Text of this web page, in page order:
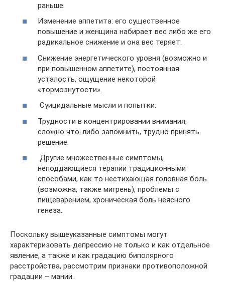
раньше.
Изменение аппетита: его существенное
повышение и женщина набирает вес либо же его
радикальное снижение и она вес теряет.
Снижение энергетического уровня (возможно и
при повышенном аппетите), постоянная
усталость, ощущение некоторой
«тормознутости».
Суицидальные мысли и попытки.
Трудности в концентрировании внимания,
сложно что-либо запомнить, трудно принять
решение.
Другие множественные симптомы,
неподдающиеся терапии традиционными
способами, как то нестихающая головная боль
(возможна, также мигрень), проблемы с
пищеварением, хроническая боль неясного
генеза.
Поскольку вышеуказанные симптомы могут
характеризовать депрессию не только и как отдельное
явление, а также и как градацию биполярного
расстройства, рассмотрим признаки противоположной
градации – мании.